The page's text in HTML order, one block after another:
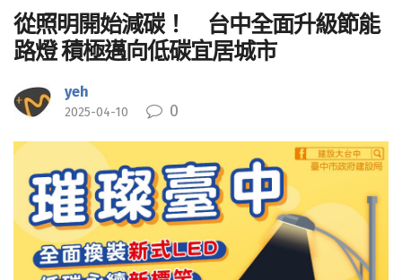
從照明開始減碳！ 台中全面升級節能
路燈 積極邁向低碳宜居城市
yeh
2025-04-10 0